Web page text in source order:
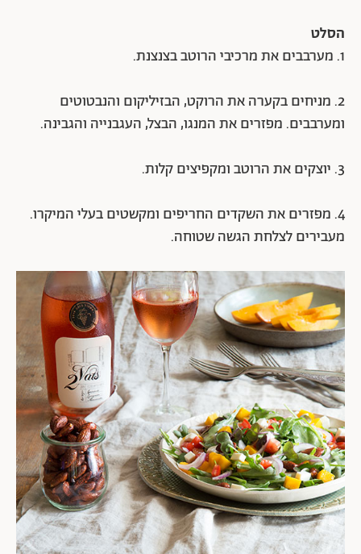
הסלט
1. מערבבים את מרכיבי הרוטב בצנצנת.
2. מניחים בקערה את הרוקט, הבזיליקום והנבטוטים
ומערבבים. מפזרים את המנגו, הבצל, העגבנייה והגבינה.
3. יוצקים את הרוטב ומקפיצים קלות.
4. מפזרים את השקדים החריפים ומקשטים בעלי המיקרו.
מעבירים לצלחת הגשה שטוחה.